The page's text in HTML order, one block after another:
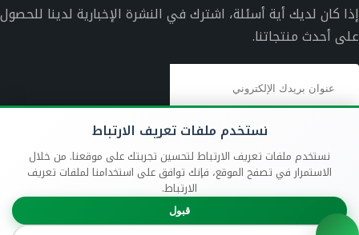
إذا كان لديك أية أسئلة، اشترك في النشرة الإخبارية لدينا للحصول
على أحدث منتجاتنا.
نستخدم ملفات تعريف الارتباط
نستخدم ملفات تعريف الارتباط لتحسين تجربتك على موقعنا. من خلال
الاستمرار في تصفح الموقع، فإنك توافق على استخدامنا لملفات تعريف
الارتباط.
قبول